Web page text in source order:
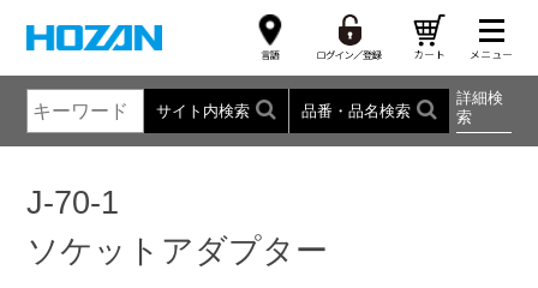
サイト内検索 品番・品名検索
詳細検
索
J-70-1
ソケットアダプター